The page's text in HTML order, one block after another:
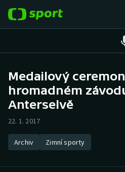
Hokej
Atletika
Medailový
hromadném
Anterselvě
22. 1. 2017
Archiv Zimní sporty